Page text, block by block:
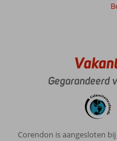
Gegarandeerd
Corendon is aangesloten